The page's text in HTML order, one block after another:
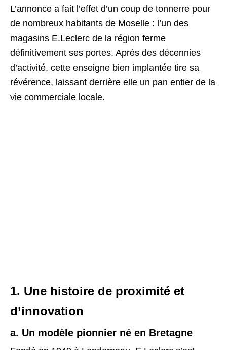
L’annonce a fait l’effet d’un coup de tonnerre pour
de nombreux habitants de Moselle : l’un des
magasins E.Leclerc de la région ferme
définitivement ses portes. Après des décennies
d’activité, cette enseigne bien implantée tire sa
révérence, laissant derrière elle un pan entier de la
vie commerciale locale.
1. Une histoire de proximité et
d’innovation
a. Un modèle pionnier né en Bretagne